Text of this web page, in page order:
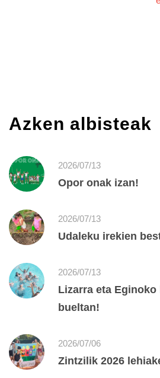
Azken albisteak
2026/07/13
Opor onak izan!
2026/07/13
Udaleku irekien
2026/07/13
Lizarra eta
bueltan!
2026/07/06
Zintzilik 2026